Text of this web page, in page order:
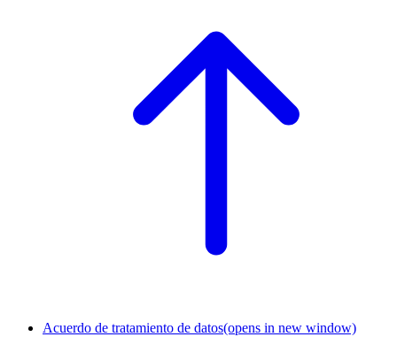
Acuerdo de tratamiento de datos(opens in new window)